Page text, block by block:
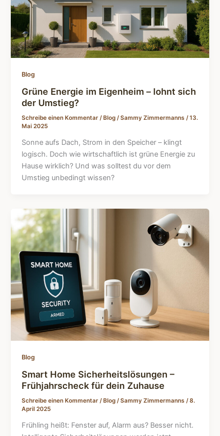
Blog
Grüne Energie im Eigenheim – lohnt sich
der Umstieg?
Schreibe einen Kommentar / Blog /Sammy Zimmermanns/13.
Mai 2025
Sonne aufs Dach, Strom in den Speicher – klingt
logisch. Doch wie wirtschaftlich ist grüne Energie zu
Hause wirklich? Und was solltest du vor dem
Umstieg unbedingt wissen?
Blog
Smart Home Sicherheitslösungen –
Frühjahrscheck für dein Zuhause
Schreibe einen Kommentar / Blog /Sammy Zimmermanns/8.
April 2025
Frühling heißt: Fenster auf, Alarm aus? Besser nicht.